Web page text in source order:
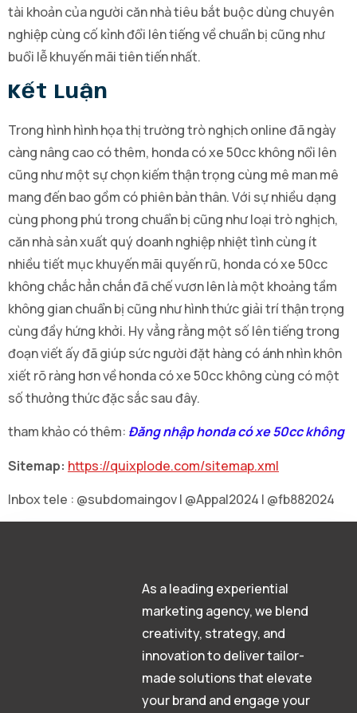
tài khoản của người căn nhà tiêu bắt buộc dùng chuyên
nghiệp cùng cố kỉnh đổi lên tiếng về chuẩn bị cũng như
buổi lễ khuyến mãi tiên tiến nhất.
Kết Luận
Trong hình hình họa thị trường trò nghịch online đã ngày
càng nâng cao có thêm, honda có xe 50cc không nổi lên
cũng như một sự chọn kiếm thận trọng cùng mê man mê
mang đến bao gồm có phiên bản thân. Với sự nhiều dạng
cùng phong phú trong chuẩn bị cũng như loại trò nghịch,
căn nhà sản xuất quý doanh nghiệp nhiệt tình cùng ít
nhiều tiết mục khuyến mãi quyến rũ, honda có xe 50cc
không chắc hẳn chắn đã chế vươn lên là một khoảng tầm
không gian chuẩn bị cũng như hình thức giải trí thận trọng
cùng đầy hứng khởi. Hy vẳng rằng một số lên tiếng trong
đoạn viết ấy đã giúp sức người đặt hàng có ánh nhìn khôn
xiết rõ ràng hơn về honda có xe 50cc không cùng có một
số thưởng thức đặc sắc sau đây.
tham khảo có thêm: Đăng nhập honda có xe 50cc không
Sitemap: https://quixplode.com/sitemap.xml
Inbox tele : @subdomaingov | @Appal2024 | @fb882024
As a leading experiential
marketing agency, we blend
creativity, strategy, and
innovation to deliver tailor-
made solutions that elevate
your brand and engage your